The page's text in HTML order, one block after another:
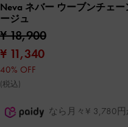
Neva ネバー ウーブンチェ
ージュ
¥ 18,900
¥ 11,340
40% OFF
(税込)
なら月々¥ 3,780